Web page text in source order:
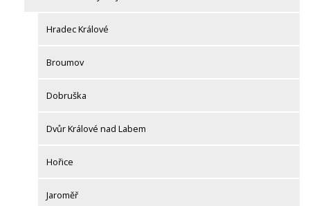
Hradec Králové
Broumov
Dobruška
Dvůr Králové nad Labem
Hořice
Jaroměř